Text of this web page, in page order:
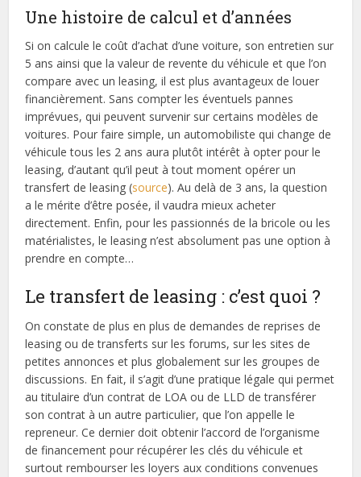
Une histoire de calcul et d’années
Si on calcule le coût d’achat d’une voiture, son entretien sur
5 ans ainsi que la valeur de revente du véhicule et que l’on
compare avec un leasing, il est plus avantageux de louer
financièrement. Sans compter les éventuels pannes
imprévues, qui peuvent survenir sur certains modèles de
voitures. Pour faire simple, un automobiliste qui change de
véhicule tous les 2 ans aura plutôt intérêt à opter pour le
leasing, d’autant qu’il peut à tout moment opérer un
transfert de leasing (source). Au delà de 3 ans, la question
a le mérite d’être posée, il vaudra mieux acheter
directement. Enfin, pour les passionnés de la bricole ou les
matérialistes, le leasing n’est absolument pas une option à
prendre en compte…
Le transfert de leasing : c’est quoi ?
On constate de plus en plus de demandes de reprises de
leasing ou de transferts sur les forums, sur les sites de
petites annonces et plus globalement sur les groupes de
discussions. En fait, il s’agit d’une pratique légale qui permet
au titulaire d’un contrat de LOA ou de LLD de transférer
son contrat à un autre particulier, que l’on appelle le
repreneur. Ce dernier doit obtenir l’accord de l’organisme
de financement pour récupérer les clés du véhicule et
surtout rembourser les loyers aux conditions convenues